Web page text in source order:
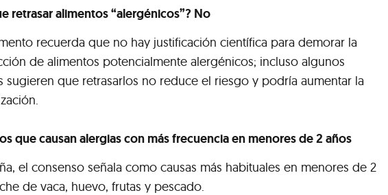
retrasar alimentos “alergénicos”? No
recuerda que no hay justificación científica para demorar la
de alimentos potencialmente alergénicos; incluso algunos
sugieren que retrasarlos no reduce el riesgo y podría aumentar la
que causan alergias con más frecuencia en menores de 2 años
el consenso señala como causas más habituales en menores de 2
de vaca, huevo, frutas y pescado.